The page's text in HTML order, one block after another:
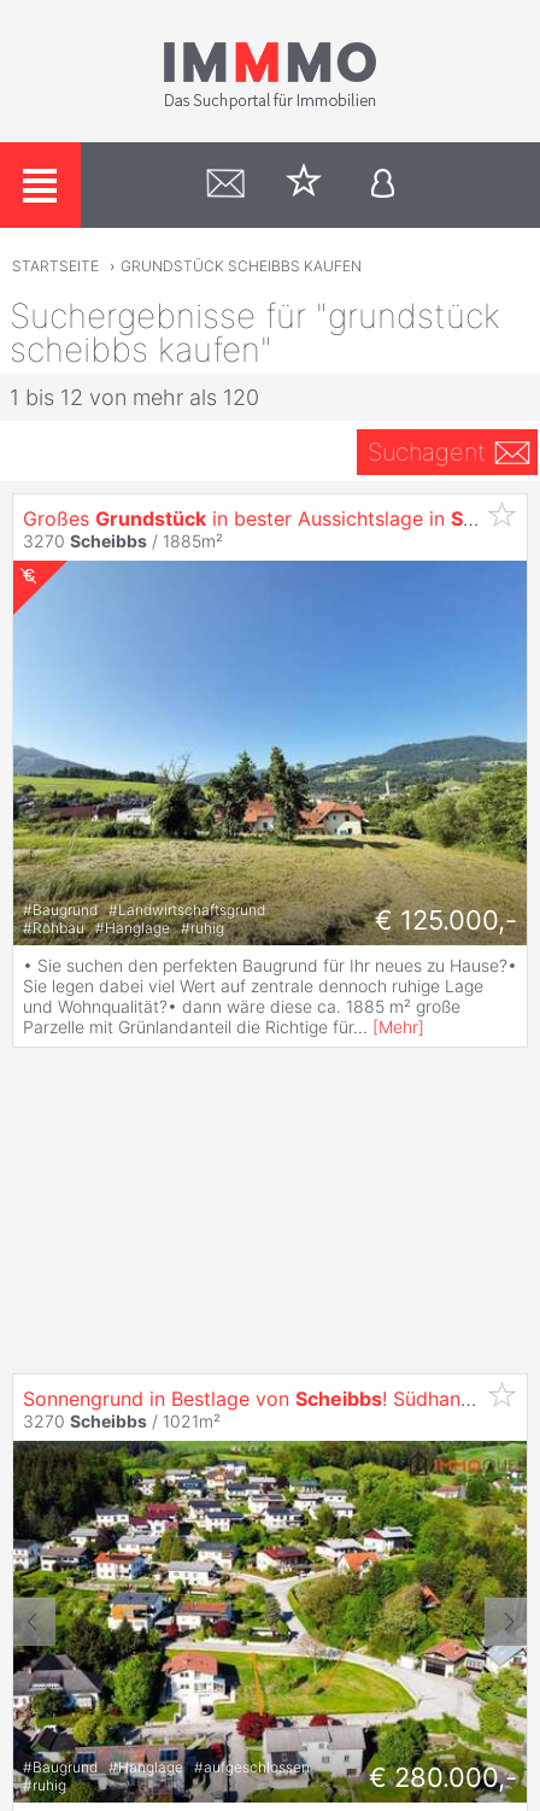
STARTSEITE › GRUNDSTÜCK SCHEIBBS KAUFEN
Suchergebnisse für "grundstück
scheibbs kaufen"
1 bis 12 von mehr als 120
Suchagent
Großes Grundstück in bester Aussichtslage in Scheibbs
3270 Scheibbs / 1885m²
#Baugrund #Landwirtschaftsgrund
#Rohbau #Hanglage #ruhig € 125.000,-
• Sie suchen den perfekten Baugrund für Ihr neues zu Hause?•
Sie legen dabei viel Wert auf zentrale dennoch ruhige Lage
und Wohnqualität?• dann wäre diese ca. 1885 m² große
Parzelle mit Grünlandanteil die Richtige für... [Mehr]
Sonnengrund in Bestlage von Scheibbs! Südhang mit Weitblick: Ideal Für ihr Eigenheim oder Exklusive Wohnprojekte
3270 Scheibbs / 1021m²
#Baugrund #Hanglage #aufgeschlossen
#ruhig € 280.000,-